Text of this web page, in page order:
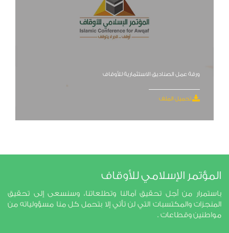
ورقة عمل الصناديق الاستثمارية للأوقاف
تحميل الملف
الإسلامي للأوقاف
من أجل تحقيق آمالنا وتطلعاتنا، وسنسعى إلى تحقيق
والمكتسبات التي لن تأتي إلا بتحمل كل منا مسؤولياته من
وقطاعات .